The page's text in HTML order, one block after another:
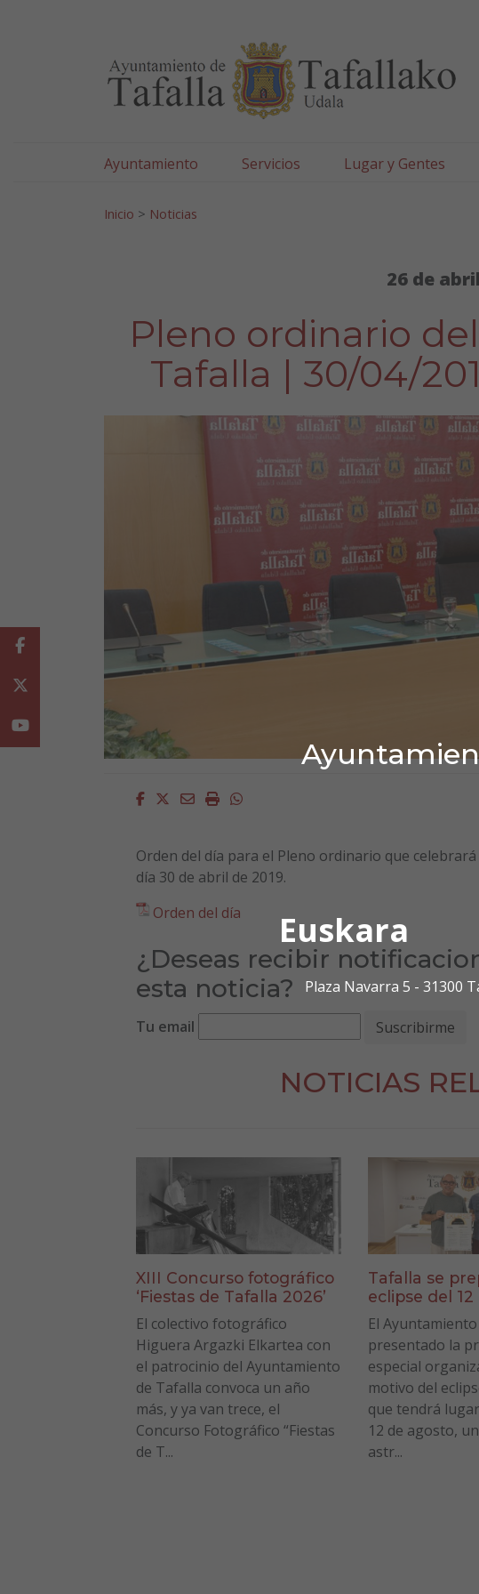
Euskara
Plaza Navarra 5 - 31300
Ayuntamiento Servicios Lugar y Gentes
Inicio > Noticias
26 de
Pleno ordinario
Tafalla | 30/04/
Facebook
Twitter
EmailImprimirWhatsapp
Orden del día para el Pleno ordinario que
día 30 de abril de 2019.
Orden del día
¿Deseas recibir
esta noticia?
Tu email
NOTICIAS
XIII Concurso fotográfico
‘Fiestas de Tafalla 2026’
El colectivo fotográfico
Higuera Argazki Elkartea con
el patrocinio del Ayuntamiento
de Tafalla convoca un año
más, y ya van trece, el
Concurso Fotográfico “Fiestas
de T...
Tafalla se
eclipse del
El
presentado la
especial
motivo del
que tendrá
12 de agosto,
astr...
Facebook
Youtube